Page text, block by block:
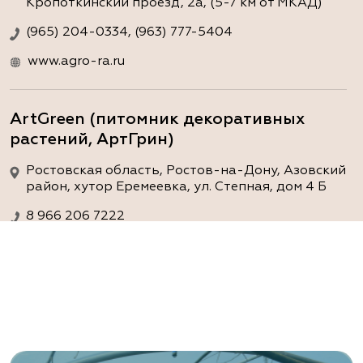
Кропоткинский проезд, 2а, (5-7 км от МКАД)
(965) 204-0334, (963) 777-5404
www.agro-ra.ru
ArtGreen (питомник декоративных
растений, АртГрин)
Ростовская область, Ростов-на-Дону, Азовский
район, хутор Еремеевка, ул. Степная, дом 4 Б
8 966 206 7222
Ростовская область, Ростов-на-Дону,